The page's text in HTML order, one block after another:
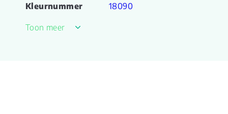
Kleurnummer 18090
Toon meer